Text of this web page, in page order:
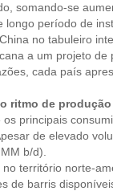
somando-se
longo período de
no tabuleiro
a um projeto de
cada país
ritmo de
os principais
de elevado
b/d).
no território norte-
de barris